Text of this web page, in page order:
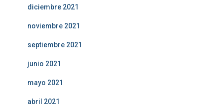
diciembre 2021
noviembre 2021
septiembre 2021
junio 2021
mayo 2021
abril 2021